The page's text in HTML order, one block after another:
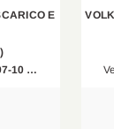
E
10 …